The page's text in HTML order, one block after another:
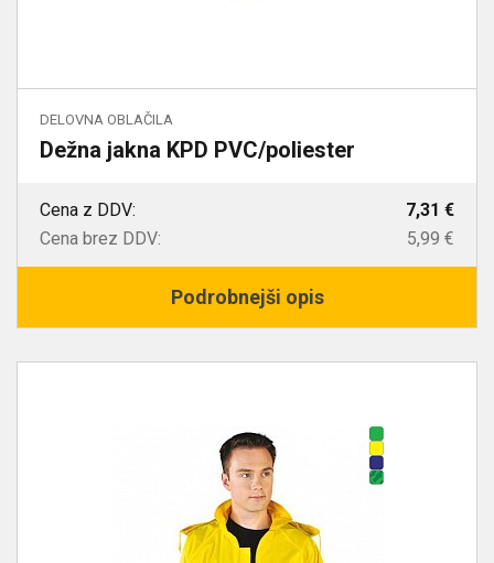
DELOVNA OBLAČILA
Dežna jakna KPD PVC/poliester
Cena z DDV:
7,31 €
Cena brez DDV:
5,99 €
Podrobnejši opis